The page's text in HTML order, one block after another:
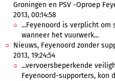
Groningen en PSV -Oproep
2013, 00:14:58
...Feyenoord is verplicht om
wanneer het vuurwerk...
Nieuws, Feyenoord zonder
2013, 19:24:54
...vervoersbeperkende
Feyenoord-supporters, kon